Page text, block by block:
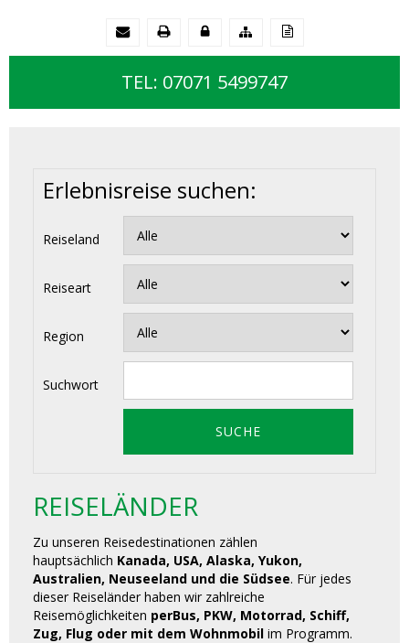
TEL: 07071 5499747
Erlebnisreise suchen:
Reiseland
Reiseart
Region
Suchwort
REISELÄNDER
Zu unseren Reisedestinationen zählen
hauptsächlich Kanada, USA, Alaska, Yukon,
Australien, Neuseeland und die Südsee. Für jedes
dieser Reiseländer haben wir zahlreiche
Reisemöglichkeiten perBus, PKW, Motorrad, Schiff,
Zug, Flug oder mit dem Wohnmobil im Programm.